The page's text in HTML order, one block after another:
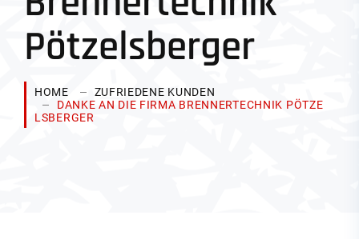
Pötzelsberger
HOME
ZUFRIEDENE KUNDEN
DANKE AN DIE FIRMA BRENNERTECHNIK PÖTZE
LSBERGER